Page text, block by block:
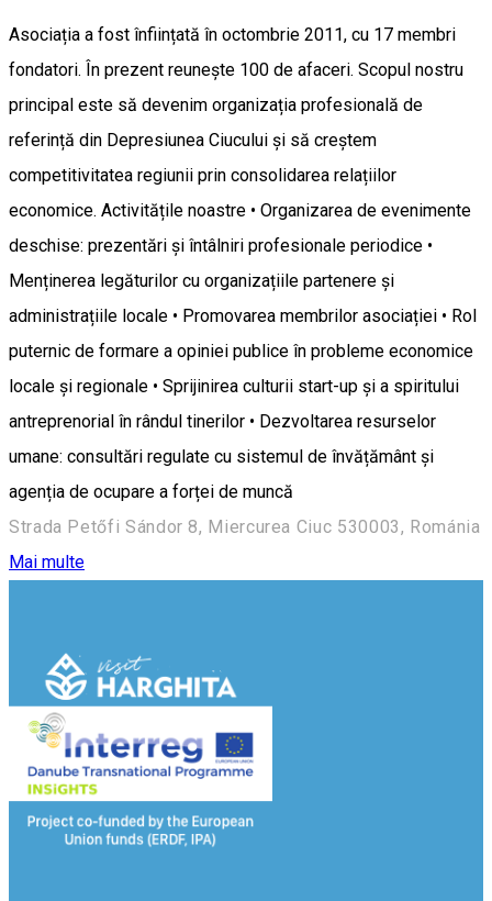
Asociația a fost înființată în octombrie 2011, cu 17 membri
fondatori. În prezent reunește 100 de afaceri. Scopul nostru
principal este să devenim organizația profesională de
referință din Depresiunea Ciucului și să creștem
competitivitatea regiunii prin consolidarea relațiilor
economice. Activitățile noastre • Organizarea de evenimente
deschise: prezentări și întâlniri profesionale periodice •
Menținerea legăturilor cu organizațiile partenere și
administrațiile locale • Promovarea membrilor asociației • Rol
puternic de formare a opiniei publice în probleme economice
locale și regionale • Sprijinirea culturii start-up și a spiritului
antreprenorial în rândul tinerilor • Dezvoltarea resurselor
umane: consultări regulate cu sistemul de învățământ și
agenția de ocupare a forței de muncă
Strada Petőfi Sándor 8, Miercurea Ciuc 530003, Románia
Mai multe